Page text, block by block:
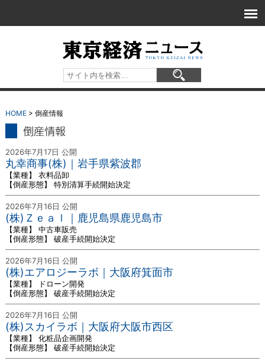
HOME> 倒産情報
倒産情報
2026年7月17日 公開
丸幸商事(株)｜岩手県紫波郡
【業種】 衣料品卸
【倒産形態】 特別清算手続開始決定
2026年7月16日 公開
(株)Ｚｅａｌ｜鹿児島県鹿児島市
【業種】 中古車販売
【倒産形態】 破産手続開始決定
2026年7月16日 公開
(株)エアロジーラボ｜大阪府箕面市
【業種】 ドローン開発
【倒産形態】 破産手続開始決定
2026年7月16日 公開
(株)スカイラボ｜大阪府大阪市西区
【業種】 化粧品企画開発
【倒産形態】 破産手続開始決定